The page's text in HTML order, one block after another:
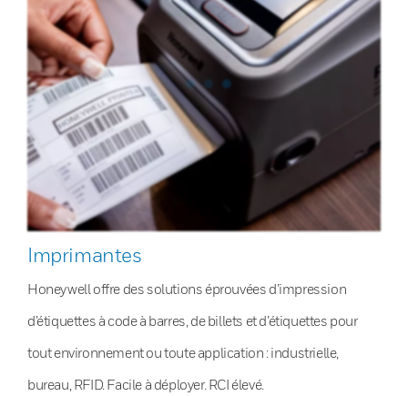
Imprimantes
Honeywell offre des solutions éprouvées d’impression
d’étiquettes à code à barres, de billets et d’étiquettes pour
tout environnement ou toute application : industrielle,
bureau, RFID. Facile à déployer. RCI élevé.